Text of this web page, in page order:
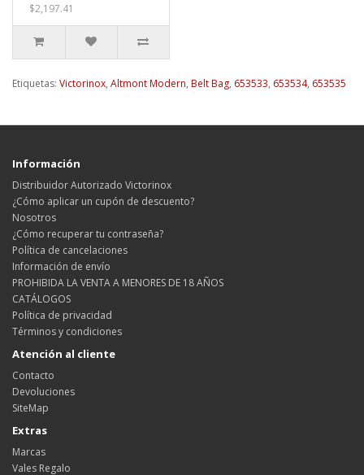
$2,197.41
Etiquetas: Victorinox, Altmont Modern, Belt Bag, 653533, 653534, 653535
Información
Distribuidor Autorizado Victorinox
¿Cómo aplicar un cupón de descuento?
Nosotros
¿Cómo recuperar tu contraseña?
Política de cancelaciones
Información de envío
PROHIBIDA LA VENTA A MENORES DE 18 AÑOS
CATÁLOGOS
Política de privacidad
Términos y condiciones
Atención al cliente
Contacto
Devoluciones
SiteMap
Extras
Marcas
Vales Regalo